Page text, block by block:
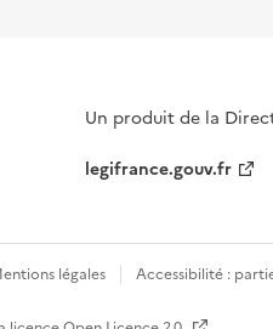
Un produit de la
legifrance.gouv.fr
légales Accessibilité :